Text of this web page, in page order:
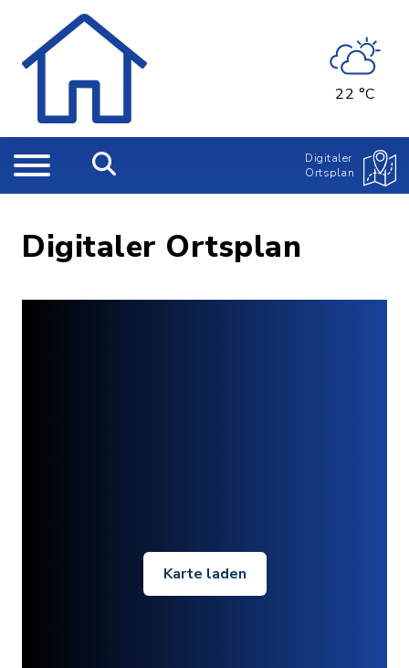
22 °C
Digitaler
Ortsplan
Digitaler Ortsplan
Karte laden